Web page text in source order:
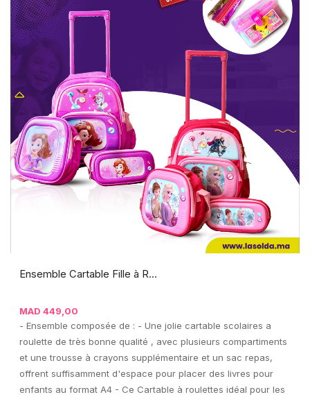
Ensemble Cartable Fille à R...
MAD 449,00
- Ensemble composée de : - Une jolie cartable scolaires a
roulette de très bonne qualité , avec plusieurs compartiments
et une trousse à crayons supplémentaire et un sac repas,
offrent suffisamment d'espace pour placer des livres pour
enfants au format A4 - Ce Cartable à roulettes idéal pour les